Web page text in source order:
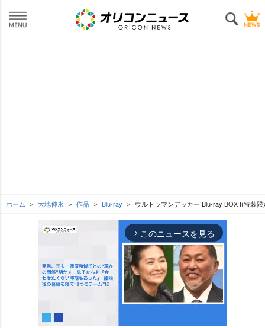
ホーム 大地伸永 作品 Blu-ray ウルトラマンデッカー Blu-ray BOX I(特装
arrow_forward_ios このニュースを見る